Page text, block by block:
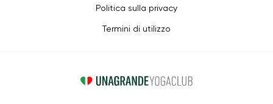
Politica sulla privacy
Termini di utilizzo